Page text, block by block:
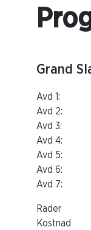
Grand
Avd 1: 8
Avd 2:
Avd 3:
Avd 4:
Avd 5:
Avd 6: 5
Avd 7:
Rader
Kostnad